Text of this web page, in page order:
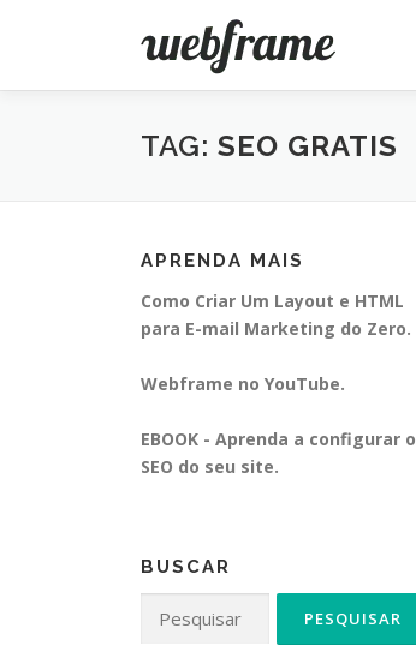
conteúdo
TAG: SEO GRATIS
APRENDA MAIS
Como Criar Um Layout e HTML
para E-mail Marketing do Zero.
Webframe no YouTube.
EBOOK - Aprenda a configurar o
SEO do seu site.
BUSCAR
por: